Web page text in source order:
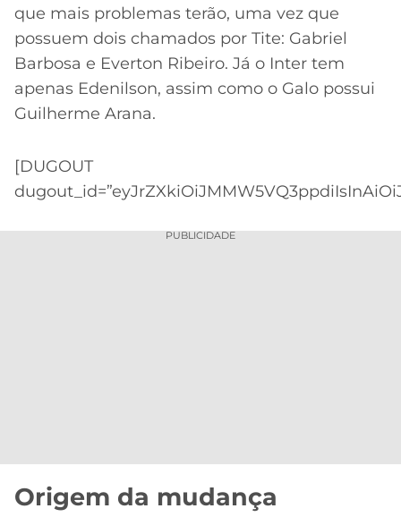
que mais problemas terão, uma vez que
possuem dois chamados por Tite: Gabriel
Barbosa e Everton Ribeiro. Já o Inter tem
apenas Edenilson, assim como o Galo possui
Guilherme Arana.
[DUGOUT
PUBLICIDADE
Origem da mudança